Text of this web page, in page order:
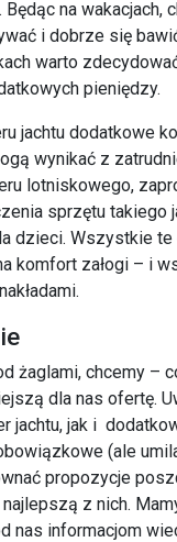
na wakacjach,
i dobrze się
warto
pieniędzy.
jachtu dodatkowe
wynikać z
lotniskowego,
sprzętu takiego
dzieci. Wszystkie te
komfort załogi – i
żaglami, chcemy –
dla nas ofertę.
jachtu, jak i
(ale
propozycje
z nich.
nas informacjom